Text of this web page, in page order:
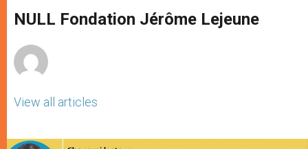
p
p
g
e
o
k
r
NULL Fondation Jérôme Lejeune
View all articles